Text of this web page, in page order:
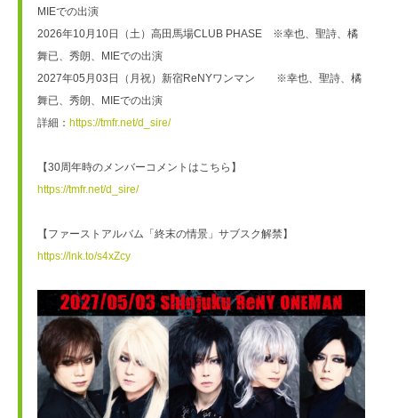
MIEでの出演
2026年10月10日（土）高田馬場CLUB PHASE　※幸也、聖詩、橘
舞已、秀朗、MIEでの出演
2027年05月03日（月祝）新宿ReNYワンマン　　※幸也、聖詩、橘
舞已、秀朗、MIEでの出演
詳細： https://tmfr.net/d_sire/
【30周年時のメンバーコメントはこちら】
https://tmfr.net/d_sire/
【ファーストアルバム「終末の情景」サブスク解禁】
https://lnk.to/s4xZcy